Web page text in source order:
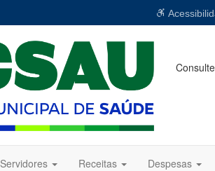
Servidores Receitas Despesas